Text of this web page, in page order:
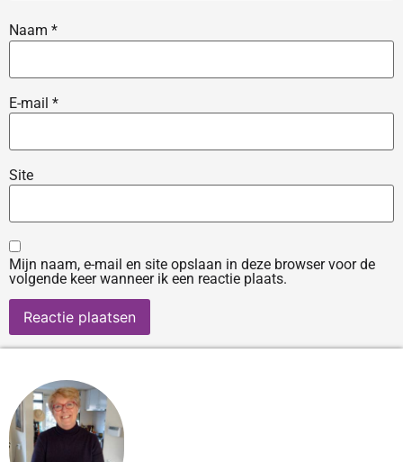
Naam *
E-mail *
Site
Mijn naam, e-mail en site opslaan in deze browser voor de
volgende keer wanneer ik een reactie plaats.